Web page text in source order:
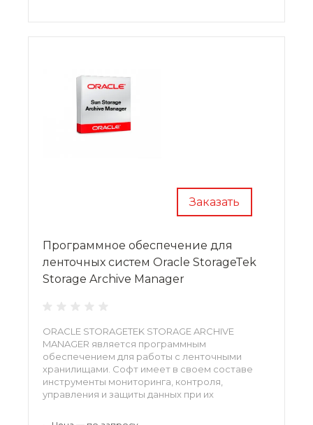
Заказать
Программное обеспечение для
ленточных систем Oracle StorageTek
Storage Archive Manager
ORACLE STORAGETEK STORAGE ARCHIVE
MANAGER является программным
обеспечением для работы с ленточными
хранилищами. Софт имеет в своем составе
инструменты мониторинга, контроля,
управления и защиты данных при их